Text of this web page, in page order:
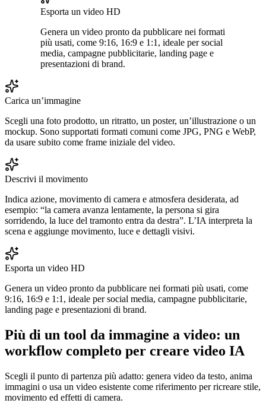
Esporta un video HD
Genera un video pronto da pubblicare nei formati
più usati, come 9:16, 16:9 e 1:1, ideale per social
media, campagne pubblicitarie, landing page e
presentazioni di brand.
Carica un’immagine
Scegli una foto prodotto, un ritratto, un poster, un’illustrazione o un
mockup. Sono supportati formati comuni come JPG, PNG e WebP,
da usare subito come frame iniziale del video.
Descrivi il movimento
Indica azione, movimento di camera e atmosfera desiderata, ad
esempio: “la camera avanza lentamente, la persona si gira
sorridendo, la luce del tramonto entra da destra”. L’IA interpreta la
scena e aggiunge movimento, luce e dettagli visivi.
Esporta un video HD
Genera un video pronto da pubblicare nei formati più usati, come
9:16, 16:9 e 1:1, ideale per social media, campagne pubblicitarie,
landing page e presentazioni di brand.
Più di un tool da immagine a video: un
workflow completo per creare video IA
Scegli il punto di partenza più adatto: genera video da testo, anima
immagini o usa un video esistente come riferimento per ricreare stile,
movimento ed effetti di camera.